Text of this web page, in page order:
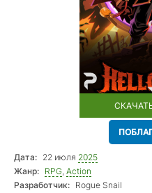
СКАЧАТЬ
Дата: 22 июля 2025
Жанр: RPG, Action
Разработчик: Rogue Snail